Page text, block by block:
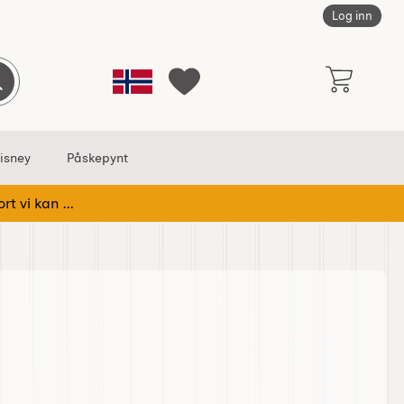
Log inn
Norge Mine favoritter
Påskepynt
vi kan ...
i bil